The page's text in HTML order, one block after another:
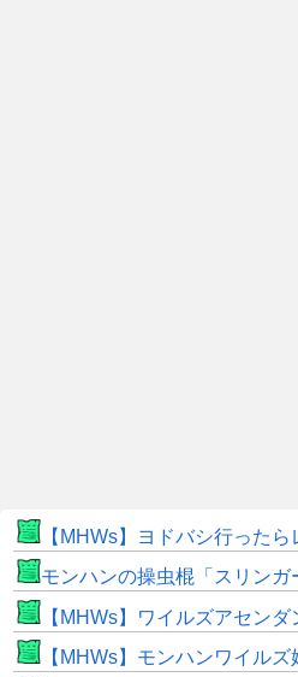
【MHWs】ヨドバシ行ったらレダウの
モンハンの操虫棍「スリンガー取って…猟虫強化
【MHWs】ワイルズアセンダンスのために
【MHWs】モンハンワイルズ始